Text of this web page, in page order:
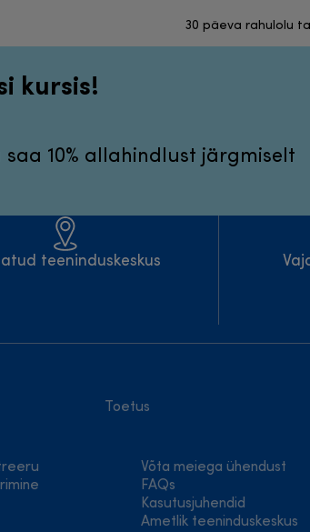
30 päeva rahulolu
kursis!
saa 10% allahindlust järgmiselt
teeninduskeskus
Toetus
Võta meiega ühendust
FAQs
Kasutusjuhendid
Ametlik teeninduskeskus